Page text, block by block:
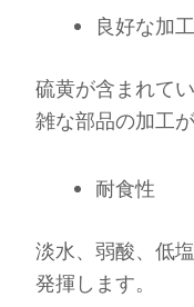
良好な加
硫黄が含まれて
雑な部品の加工
耐食性
淡水、弱酸、低
発揮します。